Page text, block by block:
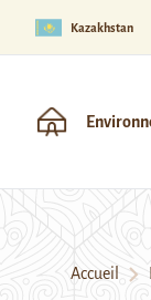
Kazakhstan
Accueil